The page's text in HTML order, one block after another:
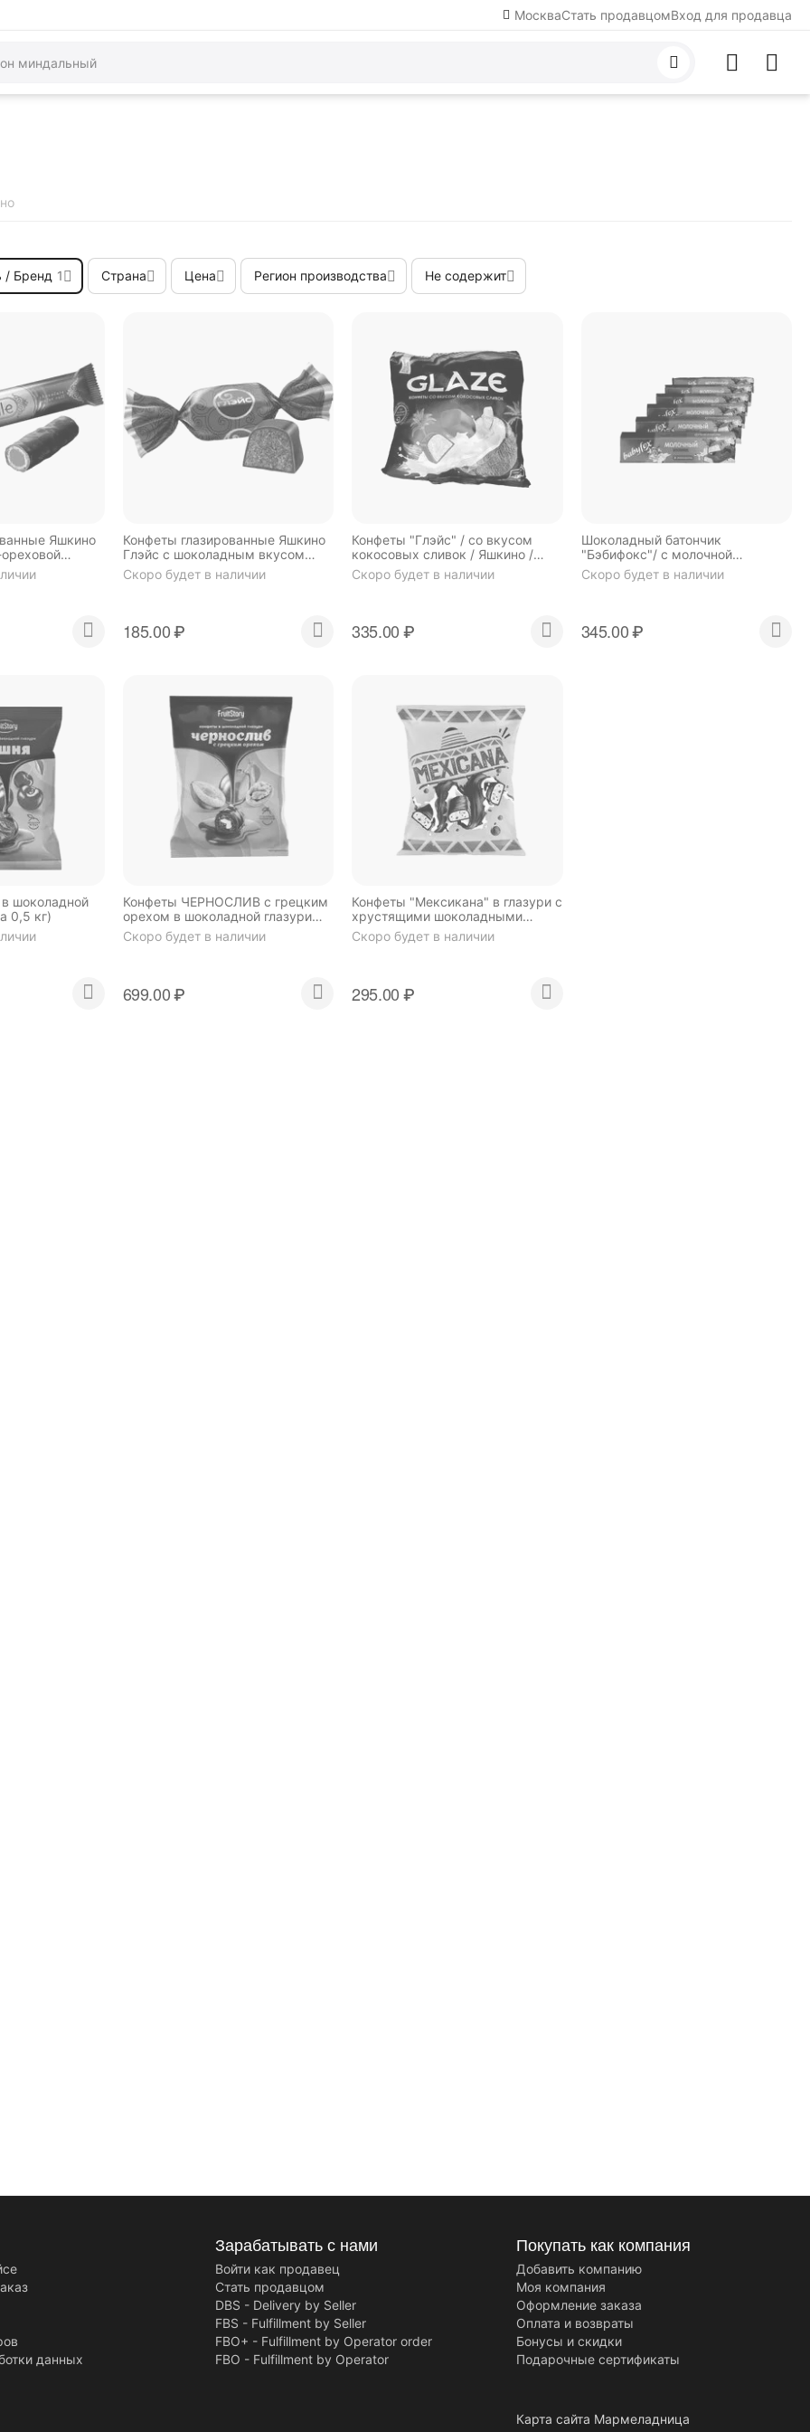
МоскваСтать продавцомВход для продавца
/ Бренд 1 Страна Цена Регион производства Не содержит
Яшкино
Конфеты глазированные Яшкино
Глэйс с шоколадным вкусом
халяль 1 кг
Скоро будет в наличии
185.00₽
Конфеты "Глэйс" / со вкусом
кокосовых сливок / Яшкино /
(упаковка 0,5 кг)/
Скоро будет в наличии
335.00₽
Шоколадный батончик
"Бэбифокс"/ с молочной
начинкой /6 шт. Х 45г /Яшкино/
Скоро будет в наличии
345.00₽
шоколадной
0,5 кг)
Конфеты ЧЕРНОСЛИВ с грецким
орехом в шоколадной глазури
(упаковка 0,5 кг)
Скоро будет в наличии
699.00₽
Конфеты "Мексикана" в глазури с
хрустящими шоколадными
шариками (упаковка 0,5 кг).
Скоро будет в наличии
295.00₽
данных
Зарабатывать с нами
Войти как продавец
Стать продавцом
DBS - Delivery by Seller
FBS - Fulfillment by Seller
FBO+ - Fulfillment by Operator order
FBO - Fulfillment by Operator
Покупать как компания
Добавить компанию
Моя компания
Оформление заказа
Оплата и возвраты
Бонусы и скидки
Подарочные сертификаты
Карта сайта Мармеладница